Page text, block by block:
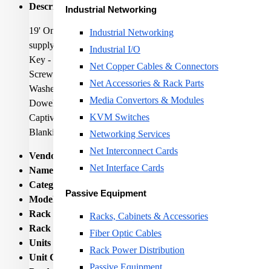
Industrial Networking
Industrial Networking
Industrial I/O
Net Copper Cables & Connectors
Net Accessories & Rack Parts
Media Convertors & Modules
KVM Switches
Networking Services
Net Interconnect Cards
Net Interface Cards
Passive Equipment
Racks, Cabinets & Accessories
Fiber Optic Cables
Rack Power Distribution
Passive Equipment
Description:
19' One-sectioned rack 9U/600mm
supply includes:
Key - front door 2x
Screw 6x50 4x
Washer 6,6 4x
Dowel 10 4x
Captive nut M6 8x
Blanking panel with brush 1x
Vendor Homepage:www.triton.cz/en/data-cabinets/wall-
Name:
RACK ENCLOSURE 9U 19"/RBA-09-AS6-CAX-
Category Code:
Model:
RBA-09-AS6-CAX-A1
Rack height:9U
Rack depth:
59.5
Units per Shipping Box:
Unit Calculated Volume:0.14